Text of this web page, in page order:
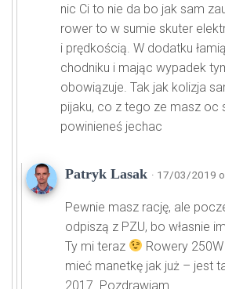
nic Ci to nie da bo jak sam
rower to w sumie skuter
i prędkością. W dodatku
chodniku i mając wypadek
obowiązuje. Tak jak kolizja
pijaku, co z tego ze masz oc
powinieneś jechac
Patryk Lasak · 17/03/2019
Pewnie masz rację, ale
odpiszą z PZU, bo własnie
Ty mi teraz
Rowery
mieć manetkę jak już – jest
2017. Pozdrawiam